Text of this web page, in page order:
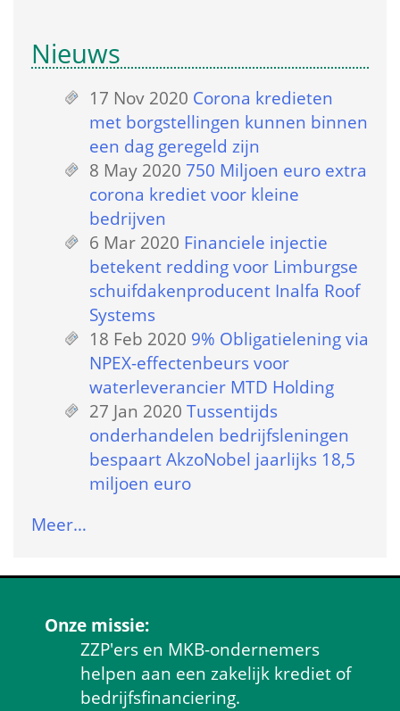
Nieuws
17 Nov 2020 Corona kredieten
met borgstellingen kunnen binnen
een dag geregeld zijn
8 May 2020 750 Miljoen euro extra
corona krediet voor kleine
bedrijven
6 Mar 2020 Financiele injectie
betekent redding voor Limburgse
schuifdakenproducent Inalfa Roof
Systems
18 Feb 2020 9% Obligatielening via
NPEX-effectenbeurs voor
waterleverancier MTD Holding
27 Jan 2020 Tussentijds
onderhandelen bedrijfsleningen
bespaart AkzoNobel jaarlijks 18,5
miljoen euro
Meer…
Onze missie:
ZZP'ers en MKB-ondernemers
helpen aan een zakelijk krediet of
bedrijfsfinanciering.